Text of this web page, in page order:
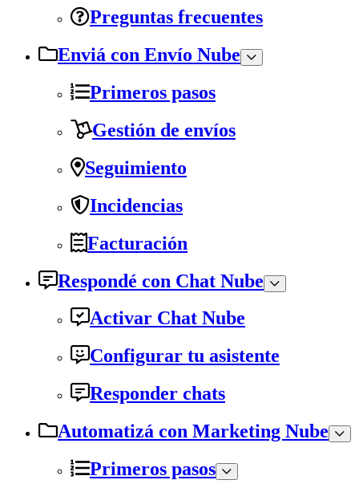
Preguntas frecuentes
Enviá con Envío Nube
Primeros pasos
Gestión de envíos
Seguimiento
Incidencias
Facturación
Respondé con Chat Nube
Activar Chat Nube
Configurar tu asistente
Responder chats
Automatizá con Marketing Nube
Primeros pasos